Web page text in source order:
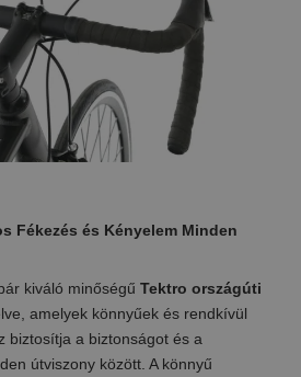
Fékezés és Kényelem Minden
kiváló minőségű Tektro országúti
amelyek könnyűek és rendkívül
biztosítja a biztonságot és a
útviszony között. A könnyű